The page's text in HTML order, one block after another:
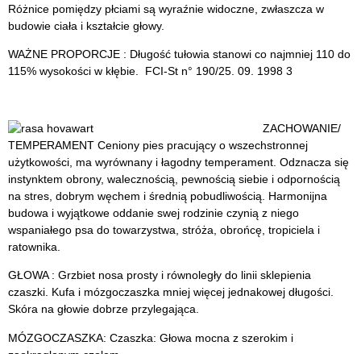
Różnice pomiędzy płciami są wyraźnie widoczne, zwłaszcza w
budowie ciała i kształcie głowy.
WAŻNE PROPORCJE : Długość tułowia stanowi co najmniej 110 do
115% wysokości w kłębie. FCI-St n° 190/25. 09. 1998 3
ZACHOWANIE/
TEMPERAMENT Ceniony pies pracujący o wszechstronnej
użytkowości, ma wyrównany i łagodny temperament. Odznacza się
instynktem obrony, walecznością, pewnością siebie i odpornością
na stres, dobrym węchem i średnią pobudliwością. Harmonijna
budowa i wyjątkowe oddanie swej rodzinie czynią z niego
wspaniałego psa do towarzystwa, stróża, obrońcę, tropiciela i
ratownika.
GŁOWA : Grzbiet nosa prosty i równoległy do linii sklepienia
czaszki. Kufa i mózgoczaszka mniej więcej jednakowej długości.
Skóra na głowie dobrze przylegająca.
MÓZGOCZASZKA: Czaszka: Głowa mocna z szerokim i